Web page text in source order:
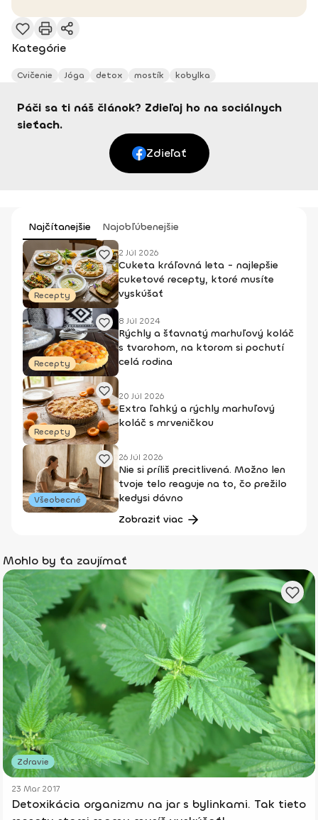
Kategórie
Cvičenie Jóga detox mostík kobylka
Páči sa ti náš článok? Zdieľaj ho na sociálnych
sieťach.
Zdieľať
Najčítanejšie Najobľúbenejšie
Recepty
2 Júl 2026
Cuketa kráľovná leta - najlepšie
cuketové recepty, ktoré musíte
vyskúšať
Recepty
8 Júl 2024
Rýchly a šťavnatý marhuľový koláč
s tvarohom, na ktorom si pochutí
celá rodina
Recepty
20 Júl 2026
Extra ľahký a rýchly marhuľový
koláč s mrveničkou
Všeobecné
26 Júl 2026
Nie si príliš precitlivená. Možno len
tvoje telo reaguje na to, čo prežilo
kedysi dávno
Zobraziť viac
Mohlo by ťa zaujímať
Zdravie
23 Mar 2017
Detoxikácia organizmu na jar s bylinkami. Tak tieto